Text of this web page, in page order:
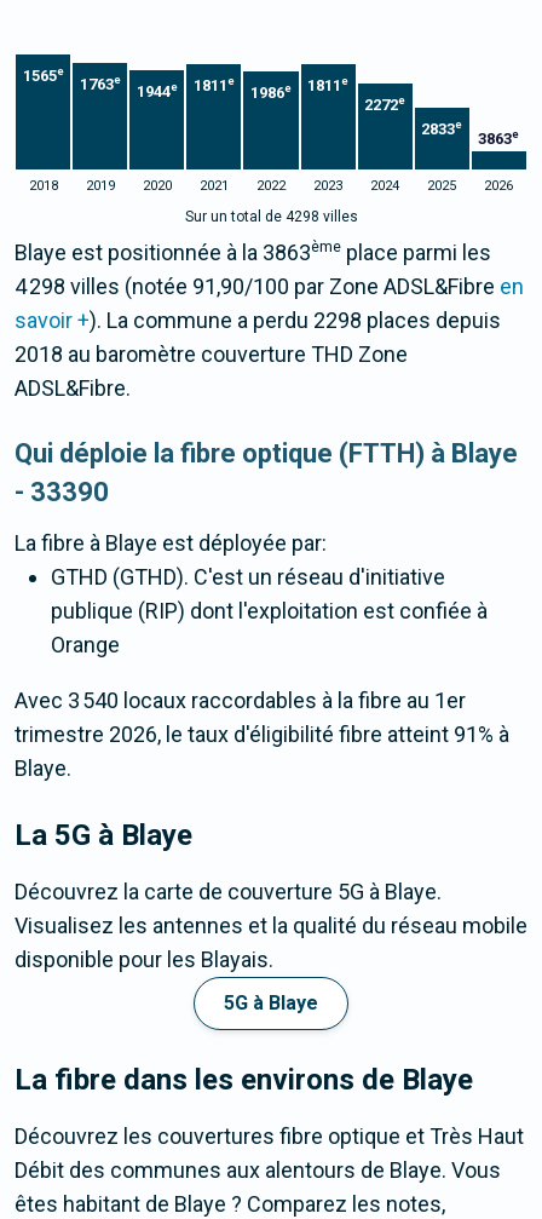
1565e
1763e
1944e 1811 e
1986e 1811e
2272e
2833e
3863e
2018 2019 2020 2021 2022 2023 2024 2025 2026
Sur un total de 4298 villes
Blaye est positionnée à la 3863ème place parmi les
4 298 villes (notée 91,90/100 par Zone ADSL&Fibre en
savoir +). La commune a perdu 2298 places depuis
2018 au baromètre couverture THD Zone
ADSL&Fibre.
Qui déploie la fibre optique (FTTH) à Blaye
- 33390
La fibre à Blaye est déployée par:
GTHD (GTHD). C'est un réseau d'initiative
publique (RIP) dont l'exploitation est confiée à
Orange
Avec 3 540 locaux raccordables à la fibre au 1er
trimestre 2026, le taux d'éligibilité fibre atteint 91% à
Blaye.
La 5G à Blaye
Découvrez la carte de couverture 5G à Blaye.
Visualisez les antennes et la qualité du réseau mobile
disponible pour les Blayais.
5G à Blaye
La fibre dans les environs de Blaye
Découvrez les couvertures fibre optique et Très Haut
Débit des communes aux alentours de Blaye. Vous
êtes habitant de Blaye ? Comparez les notes,